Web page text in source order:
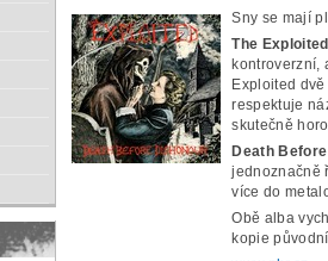
Sny se mají
The Exploited
kontroverzní,
Exploited
respektuje
skutečně
Death
jednoznačně
více do
Obě alba
kopie